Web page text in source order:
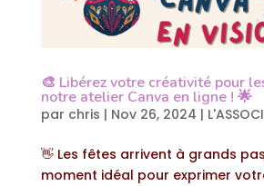
🎨 Libérez votre créativité pour
notre atelier Canva en ligne ! 🌟
par chris | Nov 26, 2024 |
👋 Les fêtes arrivent à grands
moment idéal pour exprimer